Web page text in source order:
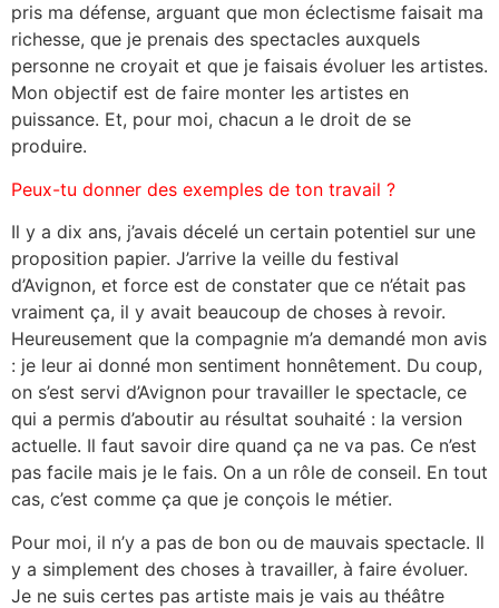
pris ma défense, arguant que mon éclectisme faisait ma
richesse, que je prenais des spectacles auxquels
personne ne croyait et que je faisais évoluer les artistes.
Mon objectif est de faire monter les artistes en
puissance. Et, pour moi, chacun a le droit de se
produire.
Peux-tu donner des exemples de ton travail ?
Il y a dix ans, j’avais décelé un certain potentiel sur une
proposition papier. J’arrive la veille du festival
d’Avignon, et force est de constater que ce n’était pas
vraiment ça, il y avait beaucoup de choses à revoir.
Heureusement que la compagnie m’a demandé mon avis
: je leur ai donné mon sentiment honnêtement. Du coup,
on s’est servi d’Avignon pour travailler le spectacle, ce
qui a permis d’aboutir au résultat souhaité : la version
actuelle. Il faut savoir dire quand ça ne va pas. Ce n’est
pas facile mais je le fais. On a un rôle de conseil. En tout
cas, c’est comme ça que je conçois le métier.
Pour moi, il n’y a pas de bon ou de mauvais spectacle. Il
y a simplement des choses à travailler, à faire évoluer.
Je ne suis certes pas artiste mais je vais au théâtre